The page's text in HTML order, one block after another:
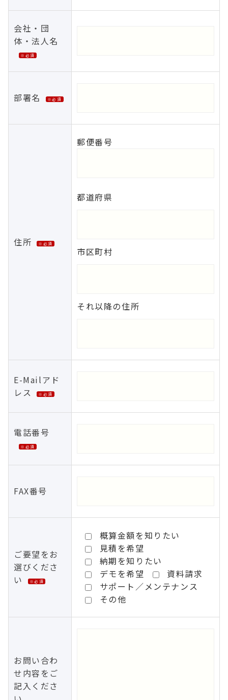
会社・団
体・法人名
※必須
部署名 ※必須
住所 ※必須
郵便番号
都道府県
市区町村
それ以降の住所
E-Mailアド
レス
※必須
電話番号
※必須
FAX番号
ご要望をお
選びくださ
い
※必須
概算金額を知りたい
見積を希望
納期を知りたい
デモを希望
資料請求
サポート／メンテナンス
その他
お問い合わ
せ内容をご
記入くださ